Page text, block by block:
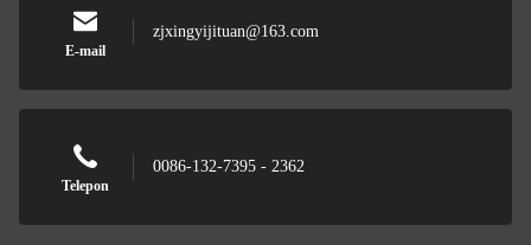
E-mail
zjxingyijituan@163.com
Telepon
0086-132-7395 - 2362